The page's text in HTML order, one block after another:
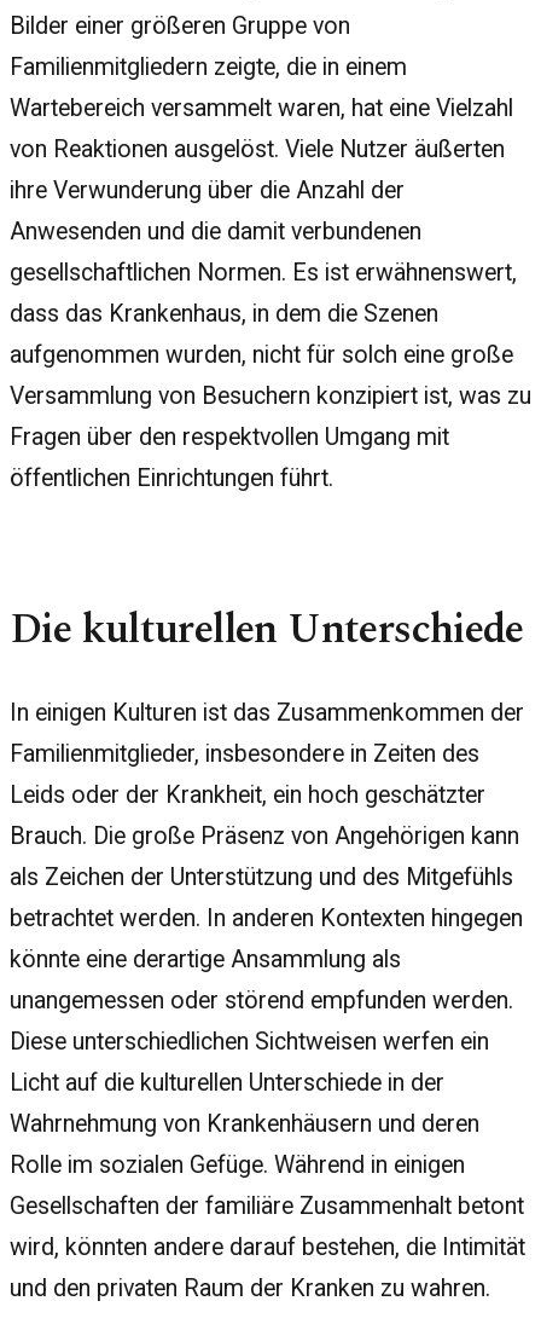
Bilder einer größeren Gruppe von
Familienmitgliedern zeigte, die in einem
Wartebereich versammelt waren, hat eine Vielzahl
von Reaktionen ausgelöst. Viele Nutzer äußerten
ihre Verwunderung über die Anzahl der
Anwesenden und die damit verbundenen
gesellschaftlichen Normen. Es ist erwähnenswert,
dass das Krankenhaus, in dem die Szenen
aufgenommen wurden, nicht für solch eine große
Versammlung von Besuchern konzipiert ist, was zu
Fragen über den respektvollen Umgang mit
öffentlichen Einrichtungen führt.
Die kulturellen Unterschiede
In einigen Kulturen ist das Zusammenkommen der
Familienmitglieder, insbesondere in Zeiten des
Leids oder der Krankheit, ein hoch geschätzter
Brauch. Die große Präsenz von Angehörigen kann
als Zeichen der Unterstützung und des Mitgefühls
betrachtet werden. In anderen Kontexten hingegen
könnte eine derartige Ansammlung als
unangemessen oder störend empfunden werden.
Diese unterschiedlichen Sichtweisen werfen ein
Licht auf die kulturellen Unterschiede in der
Wahrnehmung von Krankenhäusern und deren
Rolle im sozialen Gefüge. Während in einigen
Gesellschaften der familiäre Zusammenhalt betont
wird, könnten andere darauf bestehen, die Intimität
und den privaten Raum der Kranken zu wahren.